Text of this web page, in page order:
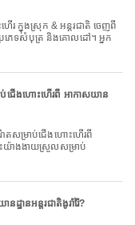
ប្រភេទសំបុត្រ និងគោលដៅ។ អ្នក
ជើងហោះហើរពី អាកាសយាន
ោះយ៉ាងងាយស្រួលសម្រាប់
ដ្ឋានអន្តរជាតិងូរ៉ារ៉ៃ?